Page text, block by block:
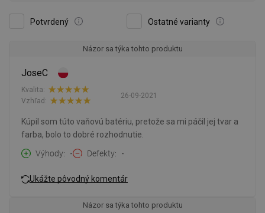
Potvrdený Ostatné varianty
Názor sa týka tohto produktu
JoseC
26-09-2021
Kvalita:
Vzhľad:
Kúpil som túto vaňovú batériu, pretože sa mi páčil jej tvar a
farba, bolo to dobré rozhodnutie.
Výhody
- Defekty -
Ukážte pôvodný komentár
Názor sa týka tohto produktu